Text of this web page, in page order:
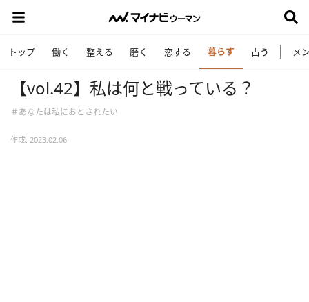
トップ 働く 整える 磨く 恋する 暮らす 占う メ
【vol.42】私は何と戦っている？
＃あなたは私におとされたい
作成: 2023.02.06